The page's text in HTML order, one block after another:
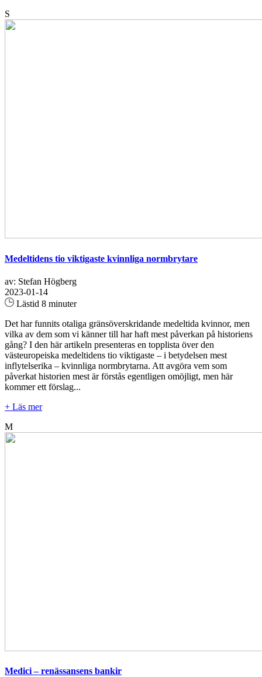
S
Medeltidens tio viktigaste kvinnliga normbrytare
av: Stefan Högberg
2023-01-14
Lästid 8 minuter
Det har funnits otaliga gränsöverskridande medeltida kvinnor, men
vilka av dem som vi känner till har haft mest påverkan på historiens
gång? I den här artikeln presenteras en topplista över den
västeuropeiska medeltidens tio viktigaste – i betydelsen mest
inflytelserika – kvinnliga normbrytarna. Att avgöra vem som
påverkat historien mest är förstås egentligen omöjligt, men här
kommer ett förslag...
+ Läs mer
M
Medici – renässansens bankir